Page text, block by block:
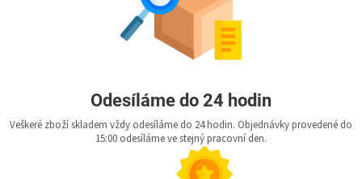
Odesíláme do 24 hodin
Veškeré zboží skladem vždy odesíláme do 24 hodin. Objednávky provedené do
15:00 odesíláme ve stejný pracovní den.